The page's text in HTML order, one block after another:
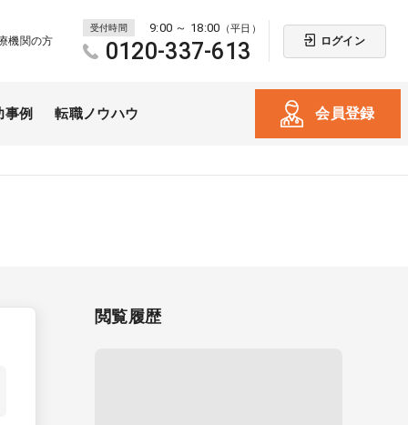
機関の方
受付時間 9:00 ～ 18:00 （平日）
0120-337-613 ログイン
事例 転職ノウハウ 会員登録
閲覧履歴